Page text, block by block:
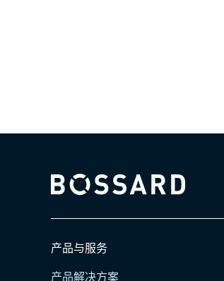
Bossard homepage
产品与服务
产品解决方案